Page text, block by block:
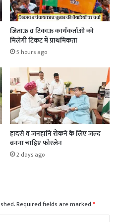
जिताऊ व टिकाऊ कार्यकर्ताओं को
मिलेगी टिकट में प्राथमिकता
5 hours ago
हादसे व जनहानि रोकने के लिए जल्द
बनना चाहिए फोरलेन
2 days ago
Required fields are marked*